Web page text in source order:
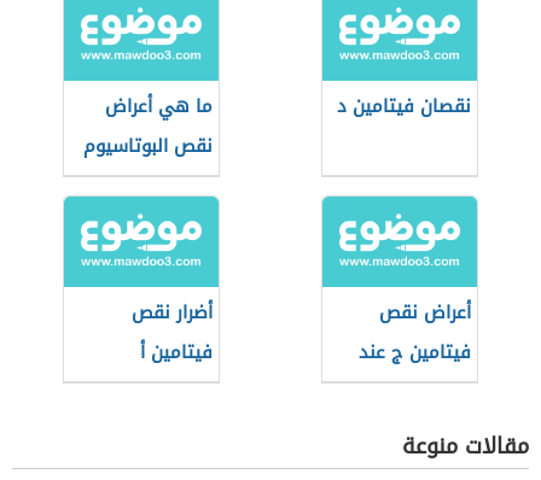
نقصان فيتامين د
ما هي أعراض
نقص البوتاسيوم
أعراض نقص
فيتامين ج عند
النساء
أضرار نقص
فيتامين أ
مقالات منوعة